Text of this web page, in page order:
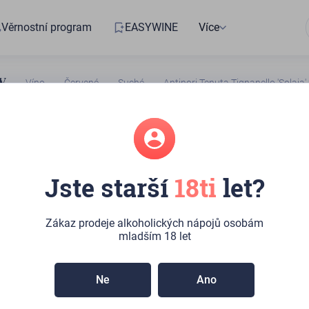
Věrnostní program EASYWINE Více
Víno Červené Suché Antinori Tenuta Tignanello 'Solaia'
'Solaia' 2011
intenzivní, ovocné a mnohovrstevné, s pevnou strukturou
které jsou dokonale vyvážené. Závěr je dlouhý,
Jste starší 18ti let?
Zákaz prodeje alkoholických nápojů osobám
mladším 18 let
Ne Ano